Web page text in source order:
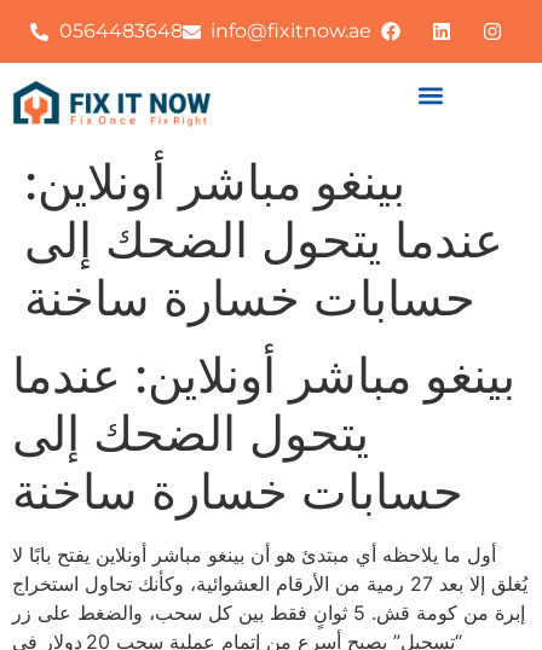
0564483648 info@fixitnow.ae
بينغو مباشر أونلاين:
عندما يتحول الضحك إلى
حسابات خسارة ساخنة
بينغو مباشر أونلاين: عندما
يتحول الضحك إلى
حسابات خسارة ساخنة
أول ما يلاحظه أي مبتدئ هو أن بينغو مباشر أونلاين يفتح بابًا لا
يُغلق إلا بعد 27 رمية من الأرقام العشوائية، وكأنك تحاول استخراج
إبرة من كومة قش. 5 ثوانٍ فقط بين كل سحب، والضغط على زر
“تسجيل” يصبح أسرع من إتمام عملية سحب 20 دولار في